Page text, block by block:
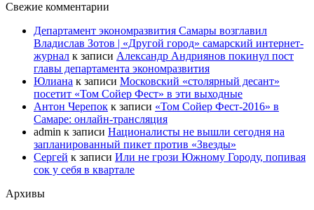
Свежие комментарии
Департамент экономразвития Самары возглавил
Владислав Зотов | «Другой город» самарский интернет-
журнал к записи Александр Андриянов покинул пост
главы департамента экономразвития
Юлиана к записи Московский «столярный десант»
посетит «Том Сойер Фест» в эти выходные
Антон Черепок к записи «Том Сойер Фест-2016» в
Самаре: онлайн-трансляция
admin к записи Националисты не вышли сегодня на
запланированный пикет против «Звезды»
Сергей к записи Или не грози Южному Городу, попивая
сок у себя в квартале
Архивы